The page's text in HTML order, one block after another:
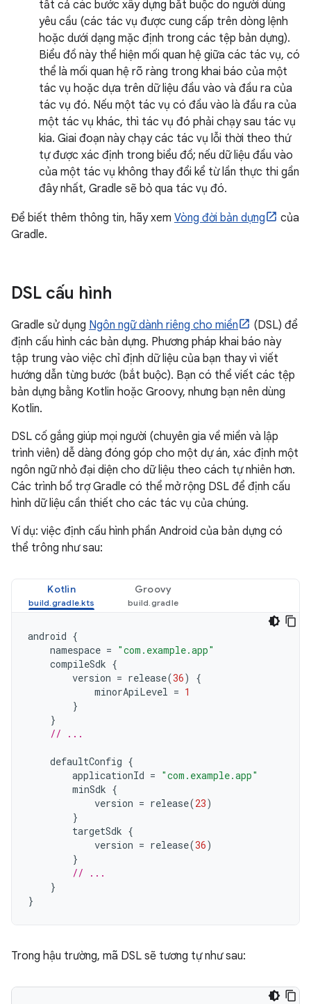
tất cả các bước xây dựng bắt buộc do người dùng
yêu cầu (các tác vụ được cung cấp trên dòng lệnh
hoặc dưới dạng mặc định trong các tệp bản dựng).
Biểu đồ này thể hiện mối quan hệ giữa các tác vụ, có
thể là mối quan hệ rõ ràng trong khai báo của một
tác vụ hoặc dựa trên dữ liệu đầu vào và đầu ra của
tác vụ đó. Nếu một tác vụ có đầu vào là đầu ra của
một tác vụ khác, thì tác vụ đó phải chạy sau tác vụ
kia. Giai đoạn này chạy các tác vụ lỗi thời theo thứ
tự được xác định trong biểu đồ; nếu dữ liệu đầu vào
của một tác vụ không thay đổi kể từ lần thực thi gần
đây nhất, Gradle sẽ bỏ qua tác vụ đó.
Để biết thêm thông tin, hãy xem Vòng đời bản dựng
của
Gradle.
DSL cấu hình
Gradle sử dụng Ngôn ngữ dành riêng cho miền
(DSL) để
định cấu hình các bản dựng. Phương pháp khai báo này
tập trung vào việc chỉ định dữ liệu của bạn thay vì viết
hướng dẫn từng bước (bắt buộc). Bạn có thể viết các tệp
bản dựng bằng Kotlin hoặc Groovy, nhưng bạn nên dùng
Kotlin.
DSL cố gắng giúp mọi người (chuyên gia về miền và lập
trình viên) dễ dàng đóng góp cho một dự án, xác định một
ngôn ngữ nhỏ đại diện cho dữ liệu theo cách tự nhiên hơn.
Các trình bổ trợ Gradle có thể mở rộng DSL để định cấu
hình dữ liệu cần thiết cho các tác vụ của chúng.
Ví dụ: việc định cấu hình phần Android của bản dựng có
thể trông như sau:
Kotlin Groovy
android {
namespace = "com.example.app"
compileSdk {
version = release(36)
{
minorApiLevel = 1
}
}
// ...
defaultConfig {
applicationId = "com.example.app"
minSdk {
version = release(23)
}
targetSdk {
version = release(36)
}
// ...
}
}
Trong hậu trường, mã DSL sẽ tương tự như sau: